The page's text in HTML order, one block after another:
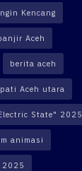
Kencang
Aceh
berita aceh
Aceh utara
State" 2025
animasi
2025